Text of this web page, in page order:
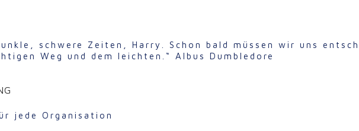
schwere Zeiten, Harry. Schon bald müssen wir uns
Weg und dem leichten.“ Albus Dumbledore
jede Organisation